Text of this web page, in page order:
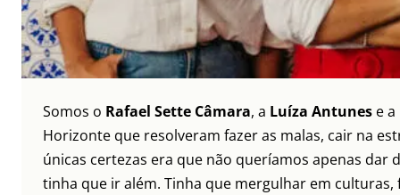
Somos o Rafael Sette Câmara, a Luíza Antunes e a
Horizonte que resolveram fazer as malas, cair na
únicas certezas era que não queríamos apenas dar
tinha que ir além. Tinha que mergulhar em